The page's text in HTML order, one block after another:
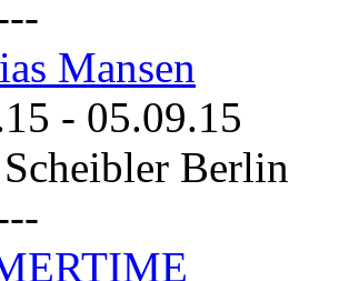
Mansen
- 05.09.15
Berlin